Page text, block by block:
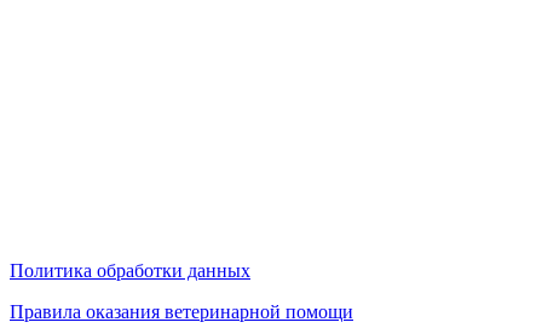
Политика обработки данных
Правила оказания ветеринарной помощи